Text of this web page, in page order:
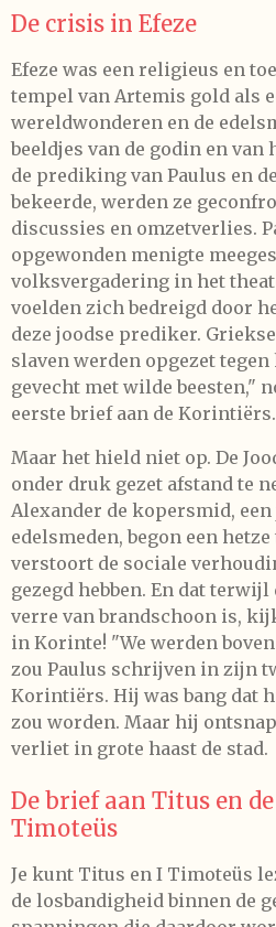
De crisis in Efeze
Efeze was een religieus en
tempel van Artemis gold als
wereldwonderen en de
beeldjes van de godin en van
de prediking van Paulus en
bekeerde, werden ze
discussies en omzetverlies.
opgewonden menigte
volksvergadering in het
voelden zich bedreigd door
deze joodse prediker.
slaven werden opgezet tegen
gevecht met wilde beesten,"
eerste brief aan de Korintiërs.
Maar het hield niet op. De
onder druk gezet afstand te
Alexander de kopersmid,
edelsmeden, begon een
verstoort de sociale
gezegd hebben. En dat
verre van brandschoon is,
in Korinte! "We werden
zou Paulus schrijven in zijn
Korintiërs. Hij was bang dat
zou worden. Maar hij
verliet in grote haast de stad.
De brief aan Titus en
Timoteüs
Je kunt Titus en I Timoteüs
de losbandigheid binnen de